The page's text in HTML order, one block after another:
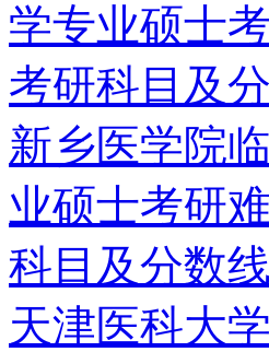
学专业硕士
考研科目及
新乡医学院
业硕士考研
科目及分数
天津医科大